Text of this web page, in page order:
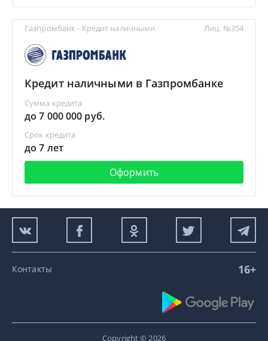
Газпромбанк - Кредит наличными
Кредит наличными в Газпромбанке
Сумма кредита
до 7 000 000 руб.
Срок кредита
до 7 лет
Оформить
Лиц. №354
Контакты 16+
Copyright © 2026